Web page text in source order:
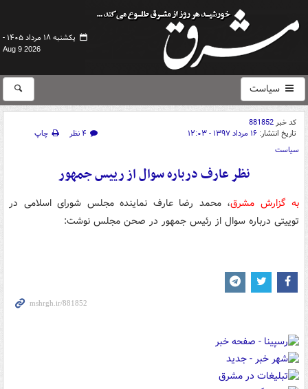
یکشنبه ۱۸ مرداد ۱۴۰۵ -
Aug 9 2026
سیاست
کد خبر881852
تاریخ انتشار: ۱۶ مرداد ۱۳۹۷ - ۱۲:۰۳ ۴ نظر
چاپ
سیاست
نظر عارف درباره سوال از رییس جمهور
به گزارش مشرق، محمد رضا عارف نماینده مجلس شورای اسلامی در
توییتی درباره سوال از رئیس جمهور در صحن مجلس نوشت: